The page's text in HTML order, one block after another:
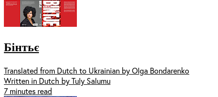
Бінтьє
Translated from Dutch to Ukrainian by Olga Bondarenko
Written in Dutch by Tuly Salumu
7 minutes read